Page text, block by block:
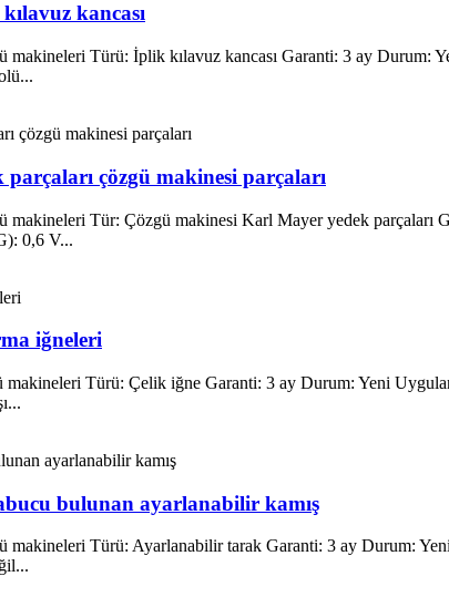
kancası
makineleri Türü: İplik kılavuz kancası Garanti: 3 ay
çözgü makinesi parçaları
makineleri Tür: Çözgü makinesi Karl Mayer yedek
0,6 V...
iğneleri
makineleri Türü: Çelik iğne Garanti: 3 ay Durum: Yeni
bulunan ayarlanabilir kamış
makineleri Türü: Ayarlanabilir tarak Garanti: 3 ay Durum: